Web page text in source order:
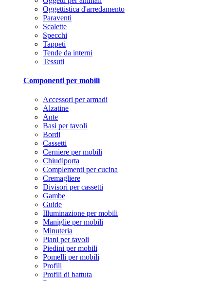
Oggettistica d'arredamento
Paraventi
Scalette
Specchi
Tappeti
Tende da interni
Tessuti
Componenti per mobili
Accessori per armadi
Alzatine
Ante
Basi per tavoli
Bordi
Cassetti
Cerniere per mobili
Chiudiporta
Complementi per cucina
Cremagliere
Divisori per cassetti
Gambe
Guide
Illuminazione per mobili
Maniglie per mobili
Minuteria
Piani per tavoli
Piedini per mobili
Pomelli per mobili
Profili
Profili di battuta